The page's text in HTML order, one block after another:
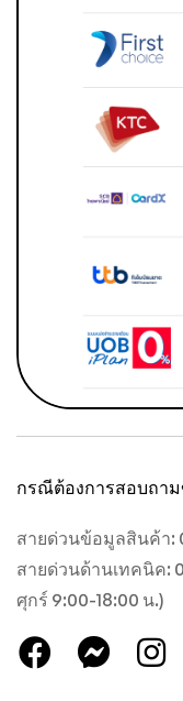
กรณีต้องการสอบถา
สายด่วนข้อมูลสินค้า:
สายด่วนด้านเทคนิค:
ศุกร์ 9:00-18:00 น.)